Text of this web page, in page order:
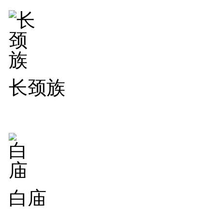
长颈族
白庙